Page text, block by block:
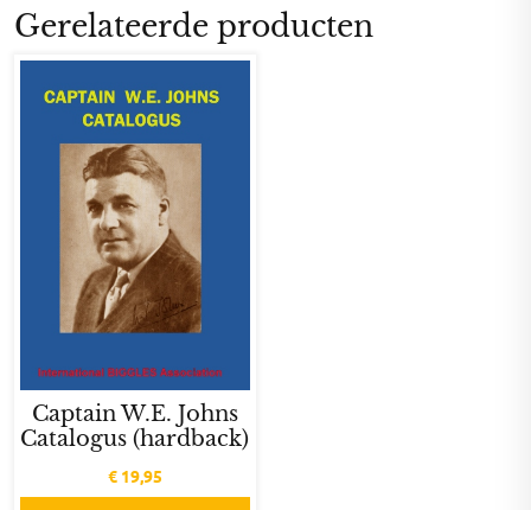
Gerelateerde producten
Captain W.E. Johns
Catalogus (hardback)
€19,95